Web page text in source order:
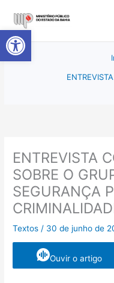
o
conteúdo
ENTREVISTA
SOBRE O
SEGURANÇA
Textos / 30 de junho de
Ouvir o artigo
Abrir a